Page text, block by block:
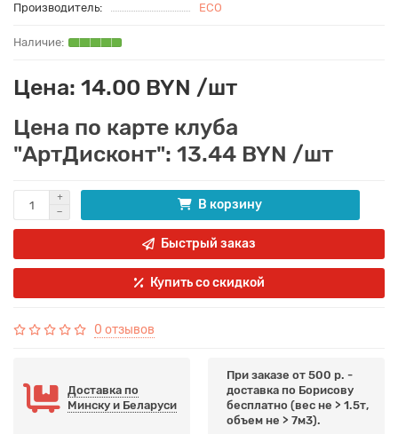
Производитель:
ECO
Цена: 14.00 BYN /шт
Цена по карте клуба
"АртДисконт": 13.44 BYN /шт
В корзину
Быстрый заказ
Купить со скидкой
0 отзывов
Доставка по
Минску и Беларуси
При заказе от 500 р. -
доставка по Борисову
бесплатно (вес не > 1.5т,
объем не > 7м3).